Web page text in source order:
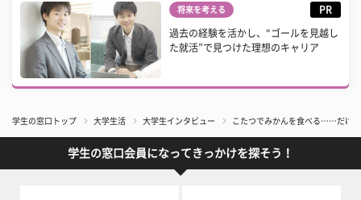
将来を考える PR
過去の経験を活かし、“ゴールを見越し
た就活”で見つけた理想のキャリア
学生の窓口トップ 大学生活 大学生インタビュー こたつでみかんを食べる……だけじ
学生の窓口会員になってきっかけを探そう！